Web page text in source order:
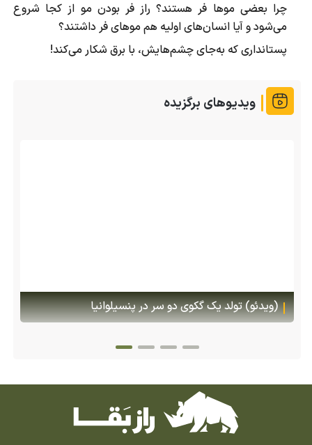
چرا بعضی موها فر هستند؟ راز فر بودن مو از کجا شروع
می‌شود و آیا انسان‌های اولیه هم موهای فر داشتند؟
پستانداری که به‌جای چشم‌هایش، با برق شکار می‌کند!
ویدیوهای برگزیده
(ویدئو) تولد یک گکوی دو سر در پنسیلوانیا